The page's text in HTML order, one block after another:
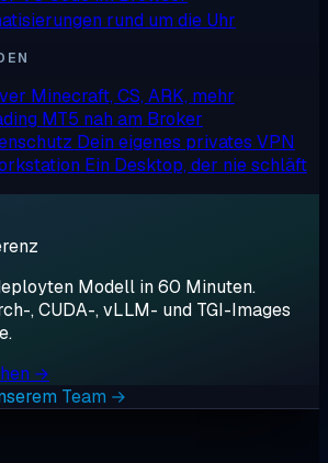
rund um die Uhr
Minecraft, CS, ARK, mehr
MT5 nah am Broker
Dein eigenes privates VPN
Ein Desktop, der nie schläft
Modell in 60 Minuten.
, CUDA-, vLLM- und TGI-Images
→
Team →